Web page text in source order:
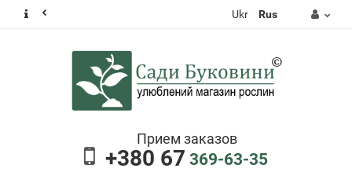
Ukr Rus
Прием заказов
+380 67 369-63-35